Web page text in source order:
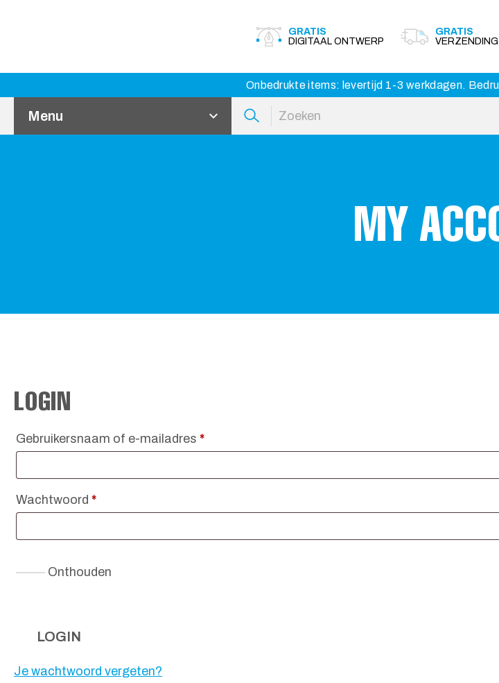
GRATIS
DIGITAAL ONTWERP
GRATIS
Onbedrukte items: levertijd 1-3 werkdagen.
Menu
MY
LOGIN
Gebruikersnaam of e-mailadres *Vereist
Wachtwoord *Vereist
Onthouden
LOGIN
Je wachtwoord vergeten?